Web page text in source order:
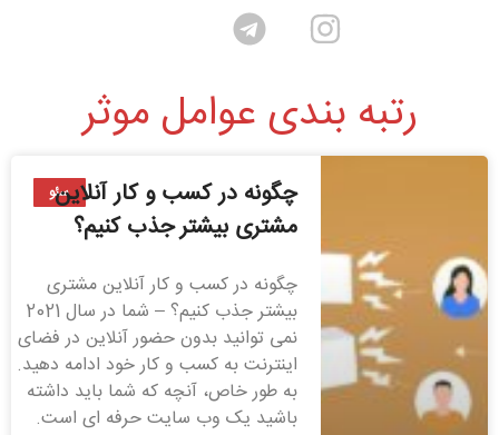
رتبه بندی عوامل موثر
سئو
چگونه در کسب و کار آنلاین
مشتری بیشتر جذب کنیم؟
چگونه در کسب و کار آنلاین مشتری
بیشتر جذب کنیم؟ – شما در سال 2021
نمی توانید بدون حضور آنلاین در فضای
اینترنت به کسب و کار خود ادامه دهید.
به طور خاص، آنچه که شما باید داشته
باشید یک وب سایت حرفه ای است.